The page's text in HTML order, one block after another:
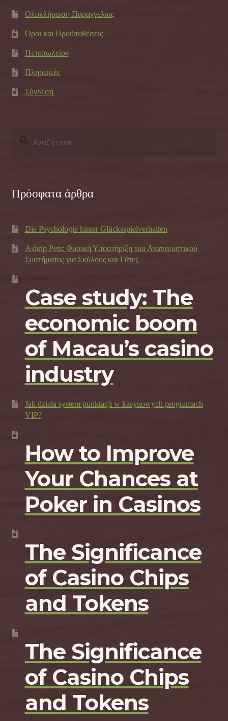
Ολοκλήρωση Παραγγελίας
Όροι και Προϋποθέσεις
Πετοπωλείον
Πληρωμές
Σύνδεση
Πρόσφατα άρθρα
Die Psychologie hinter Glücksspielverhalten
Asbrip Pets: Φυσική Υποστήριξη του Αναπνευστικού
Συστήματος για Σκύλους και Γάτες
Case study: The
economic boom
of Macau’s casino
industry
Jak działa system punktacji w kasynowych programach
VIP?
How to Improve
Your Chances at
Poker in Casinos
The Significance
of Casino Chips
and Tokens
The Significance
of Casino Chips
and Tokens